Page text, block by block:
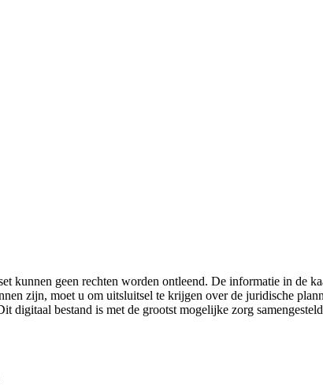
kunnen geen rechten worden ontleend. De informatie in
zijn, moet u om uitsluitsel te krijgen over de juridische
digitaal bestand is met de grootst mogelijke zorg